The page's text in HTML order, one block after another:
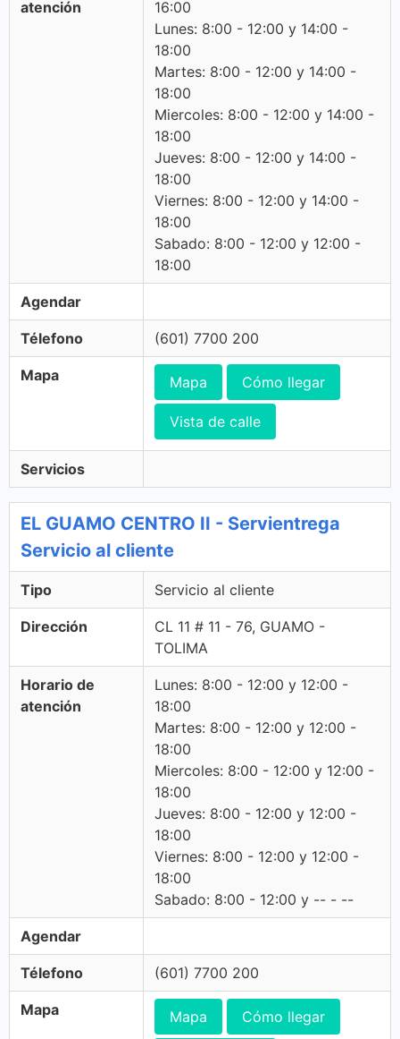
atención
16:00
Lunes: 8:00 - 12:00 y 14:00 -
18:00
Martes: 8:00 - 12:00 y 14:00 -
18:00
Miercoles: 8:00 - 12:00 y 14:00 -
18:00
Jueves: 8:00 - 12:00 y 14:00 -
18:00
Viernes: 8:00 - 12:00 y 14:00 -
18:00
Sabado: 8:00 - 12:00 y 12:00 -
18:00
Agendar
Télefono (601) 7700 200
Mapa Mapa Cómo llegar
Vista de calle
Servicios
EL GUAMO CENTRO II - Servientrega
Servicio al cliente
Tipo Servicio al cliente
Dirección
CL 11 # 11 - 76, GUAMO -
TOLIMA
Horario de
atención
Lunes: 8:00 - 12:00 y 12:00 -
18:00
Martes: 8:00 - 12:00 y 12:00 -
18:00
Miercoles: 8:00 - 12:00 y 12:00 -
18:00
Jueves: 8:00 - 12:00 y 12:00 -
18:00
Viernes: 8:00 - 12:00 y 12:00 -
18:00
Sabado: 8:00 - 12:00 y -- - --
Agendar
Télefono (601) 7700 200
Mapa Mapa Cómo llegar